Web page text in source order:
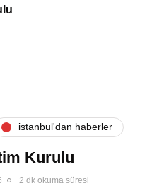
i̇stanbul'dan haberler
Kurulu
2 dk okuma süresi